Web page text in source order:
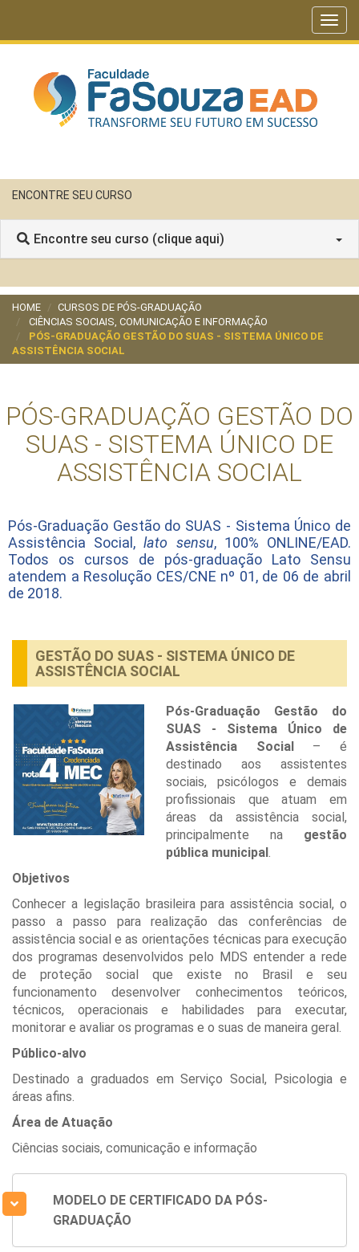
ENCONTRE SEU CURSO
Encontre seu curso (clique aqui)
HOME
CURSOS DE PÓS-GRADUAÇÃO
CIÊNCIAS SOCIAIS, COMUNICAÇÃO E INFORMAÇÃO
PÓS-GRADUAÇÃO GESTÃO DO SUAS - SISTEMA ÚNICO DE
ASSISTÊNCIA SOCIAL
PÓS-GRADUAÇÃO GESTÃO DO
SUAS - SISTEMA ÚNICO DE
ASSISTÊNCIA SOCIAL
Pós-Graduação Gestão do SUAS - Sistema Único de
Assistência Social,lato sensu, 100% ONLINE/EAD.
Todos os cursos de pós-graduação Lato Sensu
atendem a Resolução CES/CNE nº 01, de 06 de abril
de 2018.
GESTÃO DO SUAS - SISTEMA ÚNICO DE
ASSISTÊNCIA SOCIAL
Pós-Graduação Gestão do
SUAS - Sistema Único de
Assistência Social– é
destinado aos assistentes
sociais, psicólogos e demais
profissionais que atuam em
áreas da assistência social,
principalmente na gestão
pública municipal.
Objetivos
Conhecer a legislação brasileira para assistência social, o
passo a passo para realização das conferências de
assistência social e as orientações técnicas para execução
dos programas desenvolvidos pelo MDS entender a rede
de proteção social que existe no Brasil e seu
funcionamento desenvolver conhecimentos teóricos,
técnicos, operacionais e habilidades para executar,
monitorar e avaliar os programas e o suas de maneira geral.
Público-alvo
Destinado a graduados em Serviço Social, Psicologia e
áreas afins.
Área de Atuação
Ciências sociais, comunicação e informação
MODELO DE CERTIFICADO DA PÓS-
GRADUAÇÃO